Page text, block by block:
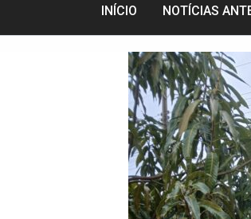
INÍCIO NOTÍCIAS